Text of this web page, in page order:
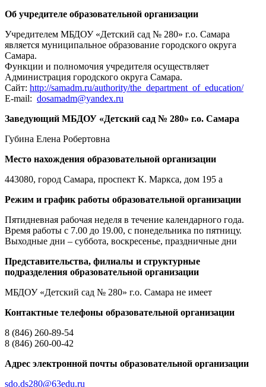
Об учредителе образовательной организации
Учредителем МБДОУ «Детский сад № 280» г.о. Самара
является муниципальное образование городского округа
Самара.
Функции и полномочия учредителя осуществляет
Администрация городского округа Самара.
Сайт: http://samadm.ru/authority/the_department_of_education/
E-mail: dosamadm@yandex.ru
Заведующий МБДОУ «Детский сад № 280» г.о. Самара
Губина Елена Робертовна
Место нахождения образовательной организации
443080, город Самара, проспект К. Маркса, дом 195 а
Режим и график работы образовательной организации
Пятидневная рабочая неделя в течение календарного года.
Время работы с 7.00 до 19.00, с понедельника по пятницу.
Выходные дни – суббота, воскресенье, праздничные дни
Представительства, филиалы и структурные
подразделения образовательной организации
МБДОУ «Детский сад № 280» г.о. Самара не имеет
Контактные телефоны образовательной организации
8 (846) 260-89-54
8 (846) 260-00-42
Адрес электронной почты образовательной организации
sdo.ds280@63edu.ru